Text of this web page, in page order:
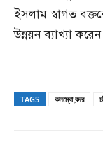
ইসলাম স্বাগত
উন্নয়ন ব্যাখ্যা
TAGS কলম্বো বন্দর